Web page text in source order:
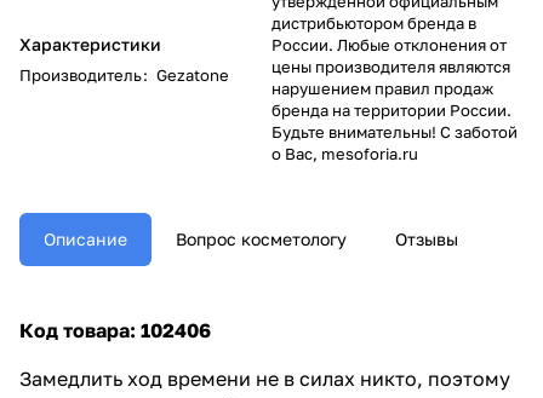
Характеристики
Производитель: Gezatone
дистрибьютором бренда в
России. Любые отклонения от
цены производителя являются
нарушением правил продаж
бренда на территории России.
Будьте внимательны! С заботой
о Вас, mesoforia.ru
Описание Вопрос косметологу Отзывы
Код товара: 102406
Замедлить ход времени не в силах никто, поэтому